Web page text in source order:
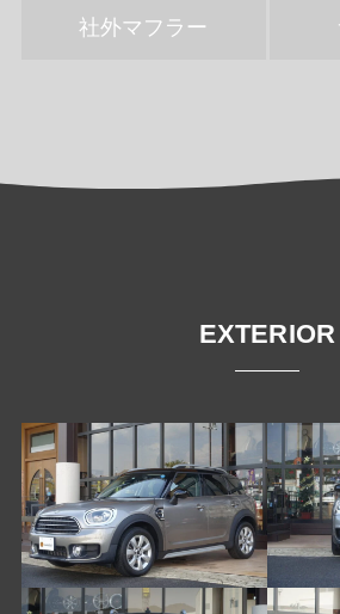
社外マフラー
EXTERIOR